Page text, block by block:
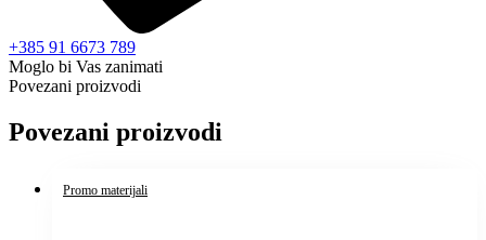
+385 91 6673 789
Moglo bi Vas zanimati
Povezani proizvodi
Povezani proizvodi
Promo materijali